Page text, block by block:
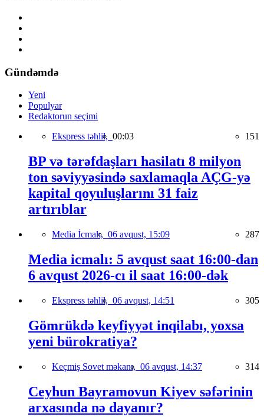
Gündəmdə
Yeni
Populyar
Redaktorun seçimi
Ekspress təhlil, 00:03 151
BP və tərəfdaşları hasilatı 8 milyon
ton səviyyəsində saxlamaqla AÇG-yə
kapital qoyuluşlarını 31 faiz
artırıblar
Media İcmalı, 06 avqust, 15:09 287
Media icmalı: 5 avqust saat 16:00-dan
6 avqust 2026-cı il saat 16:00-dək
Ekspress təhlil, 06 avqust, 14:51 305
Gömrükdə keyfiyyət inqilabı, yoxsa
yeni bürokratiya?
Keçmiş Sovet məkanı, 06 avqust, 14:37 314
Ceyhun Bayramovun Kiyev səfərinin
arxasında nə dayanır?